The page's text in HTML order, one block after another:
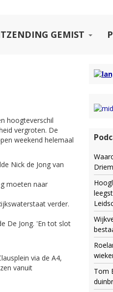
GEMIST
hoogteverschil
vergroten. De
weekend helemaal
Nick de Jong van
moeten naar
verder.
De Jong. 'En tot slot
via de A4,
vanuit
Tom